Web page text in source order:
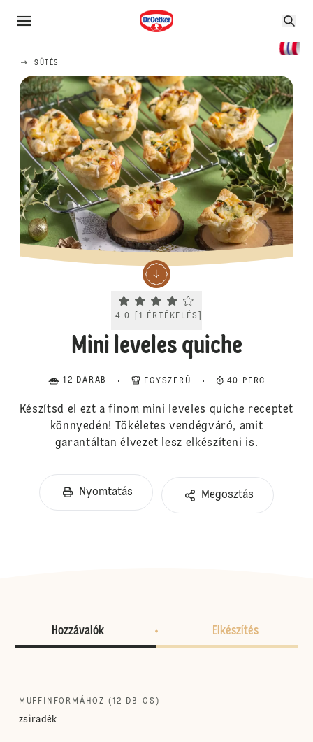
SÜTÉS
Current rating 4.0. Click to rate.
4.0 1 ÉRTÉKELÉS
Mini leveles quiche
12 DARAB EGYSZERŰ 40 PERC
Készítsd el ezt a finom mini leveles quiche receptet
könnyedén! Tökéletes vendégváró, amit
garantáltan élvezet lesz elkészíteni is.
Nyomtatás Megosztás
Hozzávalók Elkészítés
MUFFINFORMÁHOZ (12 DB-OS)
zsiradék